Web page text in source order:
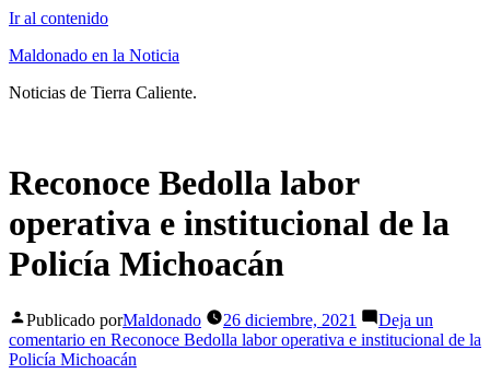
Ir al contenido
Maldonado en la Noticia
Noticias de Tierra Caliente.
Reconoce Bedolla labor
operativa e institucional de la
Policía Michoacán
Publicado porMaldonado 26 diciembre, 2021
Deja un
comentario en Reconoce Bedolla labor operativa e institucional de la
Policía Michoacán